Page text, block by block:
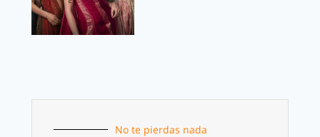
No te pierdas nada